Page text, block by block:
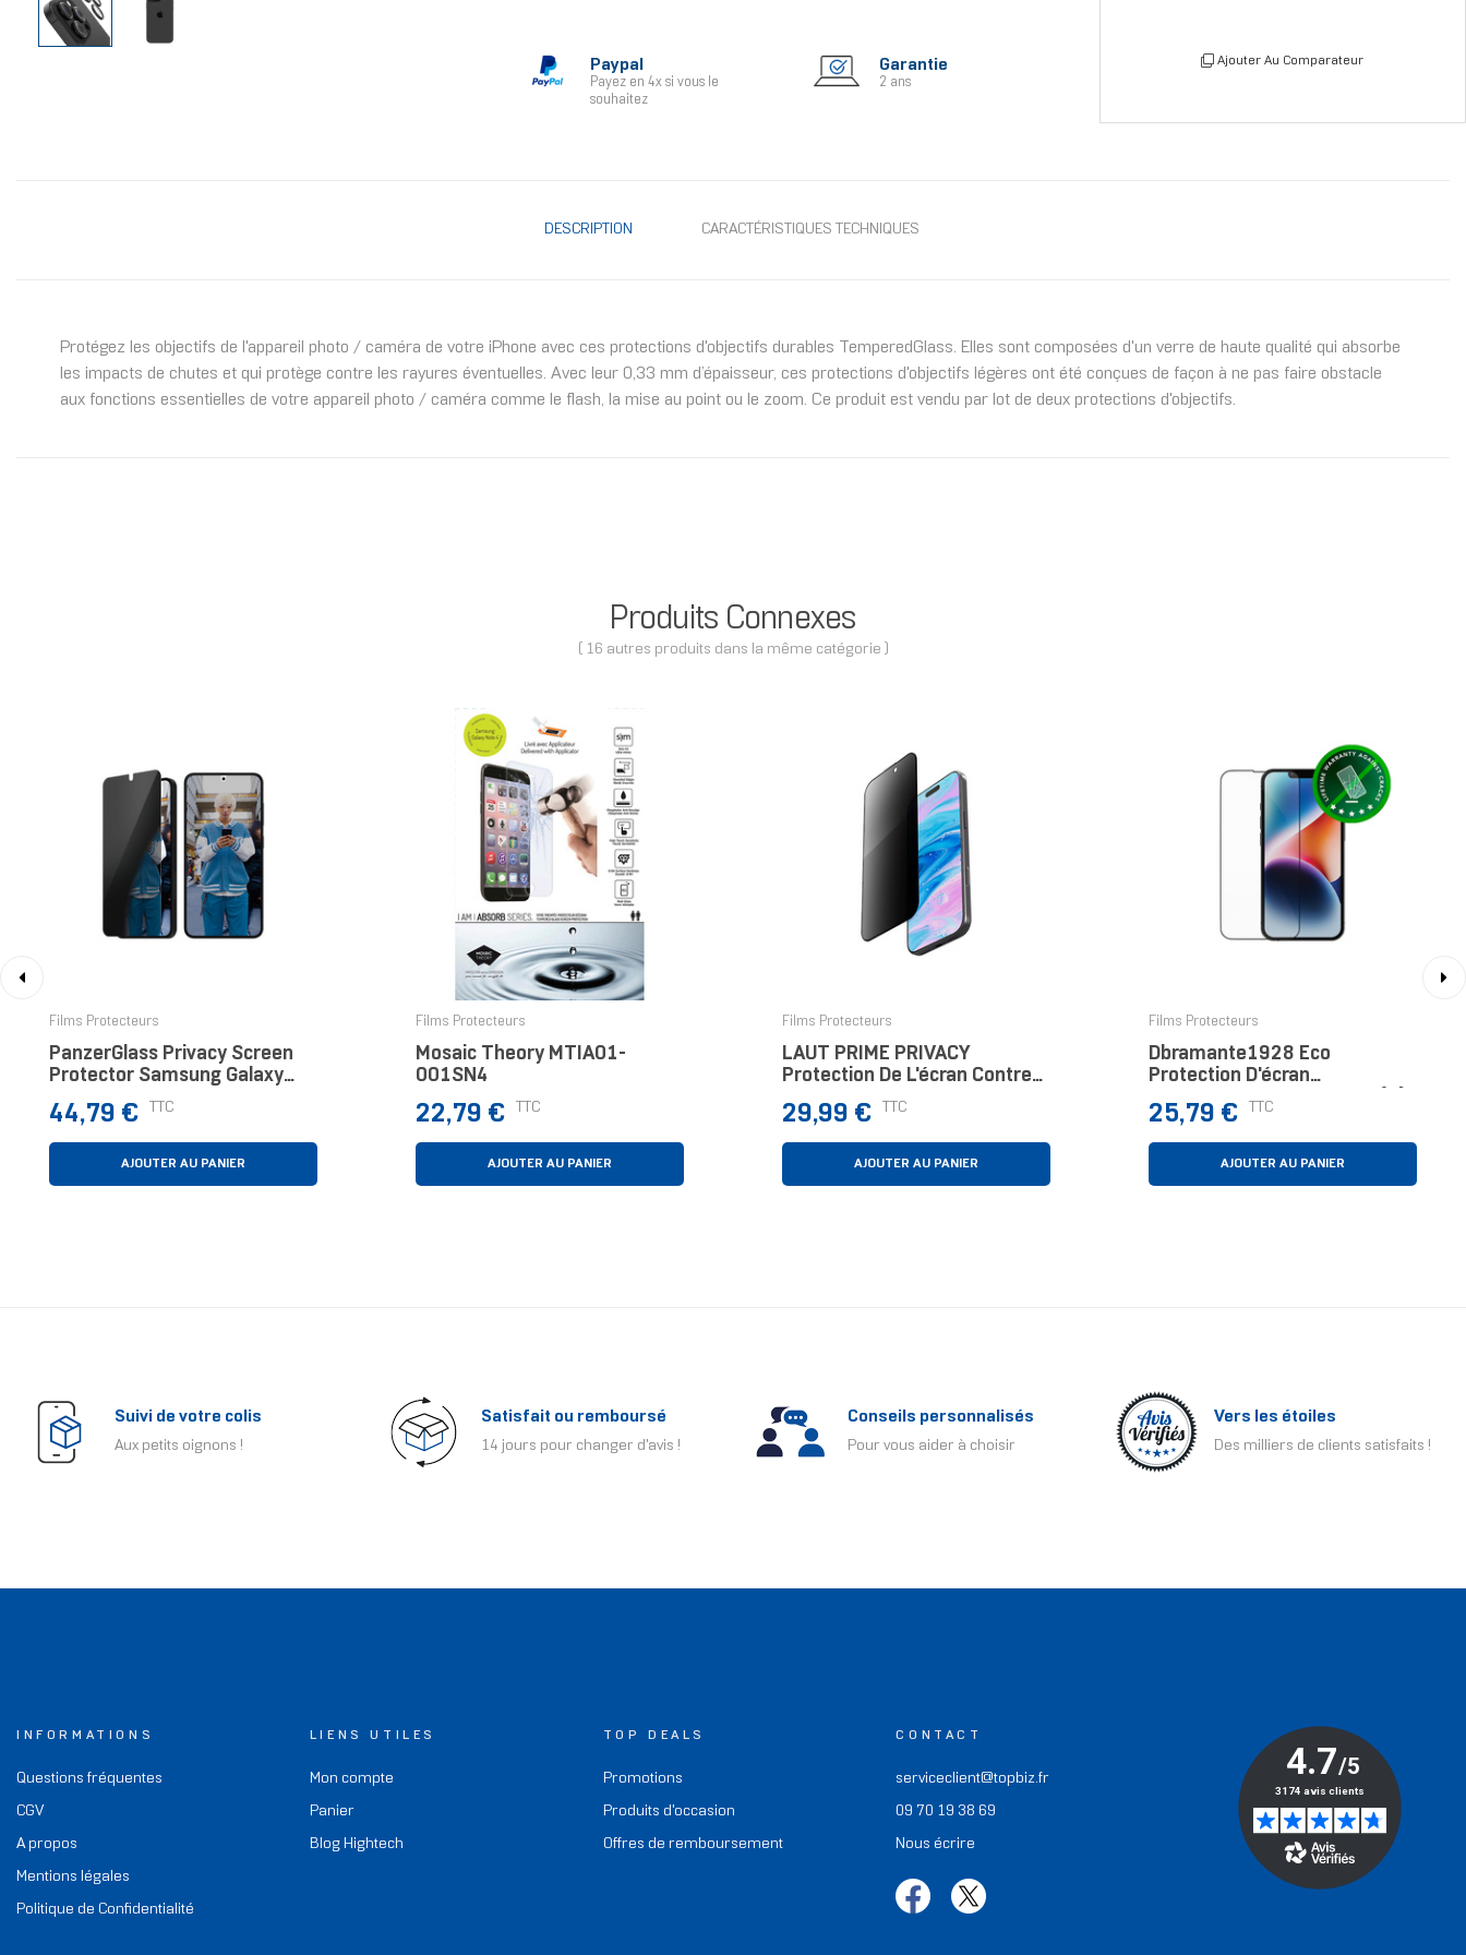
Paypal
Payez en 4x si vous le
souhaitez
Garantie
2 ans
Ajouter Au Comparateur
DESCRIPTION CARACTÉRISTIQUES TECHNIQUES
Protégez les objectifs de l'appareil photo / caméra de votre iPhone avec ces protections d'objectifs durables TemperedGlass. Elles sont composées d'un verre de haute qualité qui absorbe
les impacts de chutes et qui protège contre les rayures éventuelles. Avec leur 0,33 mm d’épaisseur, ces protections d'objectifs légères ont été conçues de façon à ne pas faire obstacle
aux fonctions essentielles de votre appareil photo / caméra comme le flash, la mise au point ou le zoom. Ce produit est vendu par lot de deux protections d'objectifs.
Produits Connexes
( 16 autres produits dans la même catégorie )
Films Protecteurs
PanzerGlass Privacy Screen
Protector Samsung Galaxy
S25 | S24 | Ultra-Wide Fit
Protection D'écran
Transparent 1 Pièce(s)
Prix
44,79 € TTC
AJOUTER AU PANIER
Films Protecteurs
Mosaic Theory MTIA01-
001SN4
Prix
22,79 € TTC
AJOUTER AU PANIER
Films Protecteurs
LAUT PRIME PRIVACY
Protection De L'écran Contre
Les Regards Indiscrets Apple
1 Pièce(s)
Prix
29,99 € TTC
AJOUTER AU PANIER
Films Protecteurs
Dbramante1928 Eco
Protection D'écran
Transparent Apple 1 Pièce(s)
Prix
25,79 € TTC
AJOUTER AU PANIER
Suivi de votre colis
Aux petits oignons !
Satisfait ou remboursé
14 jours pour changer d'avis !
Conseils personnalisés
Pour vous aider à choisir
Vers les étoiles
Des milliers de clients satisfaits !
INFORMATIONS
Questions fréquentes
CGV
A propos
Mentions légales
Politique de Confidentialité
LIENS UTILES
Mon compte
Panier
Blog Hightech
TOP DEALS
Promotions
Produits d'occasion
Offres de remboursement
CONTACT
serviceclient@topbiz.fr
09 70 19 38 69
Nous écrire